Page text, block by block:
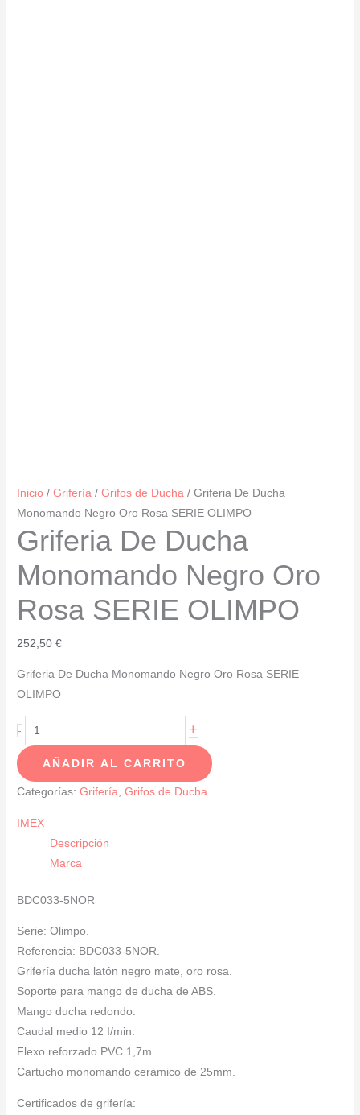
Inicio /Grifería /Grifos de Ducha / Griferia De Ducha
Monomando Negro Oro Rosa SERIE OLIMPO
Griferia De Ducha
Monomando Negro Oro
Rosa SERIE OLIMPO
252,50€
Griferia De Ducha Monomando Negro Oro Rosa SERIE
OLIMPO
-
Griferia
De
Ducha
Monomando
Oro
Rosa
SERIE
cantidad
+
AÑADIR AL CARRITO
Categorías:Grifería,Grifos de Ducha
IMEX
Descripción
Marca
BDC033-5NOR
Serie: Olimpo.
Referencia: BDC033-5NOR.
Grifería ducha latón negro mate, oro rosa.
Soporte para mango de ducha de ABS.
Mango ducha redondo.
Caudal medio 12 I/min.
Flexo reforzado PVC 1,7m.
Cartucho monomando cerámico de 25mm.
Certificados de grifería: